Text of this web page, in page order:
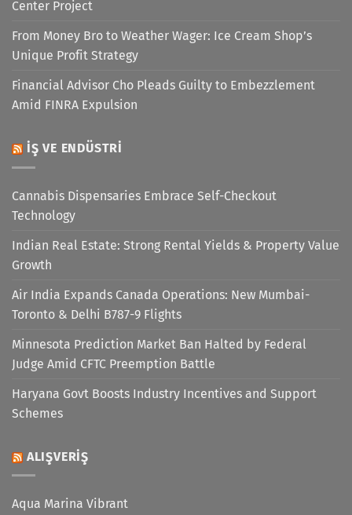
Center Project
From Money Bro to Weather Wager: Ice Cream Shop’s
Unique Profit Strategy
Financial Advisor Cho Pleads Guilty to Embezzlement
Amid FINRA Expulsion
İŞ VE ENDÜSTRI
Cannabis Dispensaries Embrace Self-Checkout
Technology
Indian Real Estate: Strong Rental Yields & Property Value
Growth
Air India Expands Canada Operations: New Mumbai-
Toronto & Delhi B787-9 Flights
Minnesota Prediction Market Ban Halted by Federal
Judge Amid CFTC Preemption Battle
Haryana Govt Boosts Industry Incentives and Support
Schemes
ALIŞVERIŞ
Aqua Marina Vibrant